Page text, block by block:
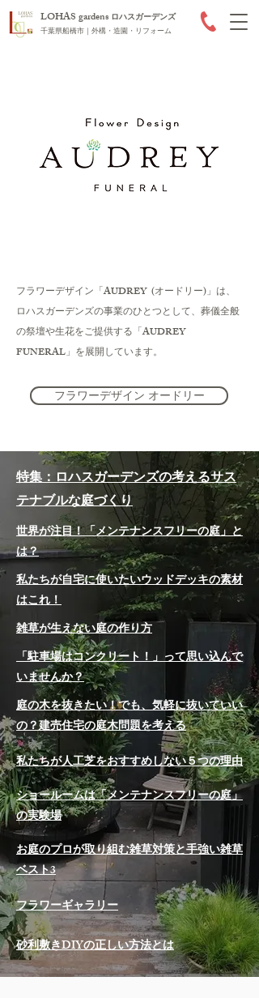
LOHAS gardens ロハスガーデンズ
千葉県船橋市｜外構・造園・リフォーム
​フラワーデザイン「AUDREY (オードリー)」は、
ロハスガーデンズの事業のひとつとして、葬儀全般
の祭壇や生花をご提供する 「AUDREY
FUNERAL」を展開しています。
フラワーデザイン オードリー
特集：ロハスガーデンズの考えるサス
テナブルな庭づくり
世界が注目！「メンテナンスフリーの庭」と
は？
私たちが自宅に使いたいウッドデッキの素材
はこれ！
雑草が生えない庭の作り方
「駐車場はコンクリート！」って思い込んで
いませんか？
庭の木を抜きたい！でも、気軽に抜いていい
の？建売住宅の庭木問題を考える
私たちが人工芝をおすすめしない５つの理由
ショールームは「メンテナンスフリーの庭」
の実験場
お庭のプロが取り組む雑草対策と手強い雑草
ベスト3
フラワーギャラリー
砂利敷きDIYの正しい方法とは